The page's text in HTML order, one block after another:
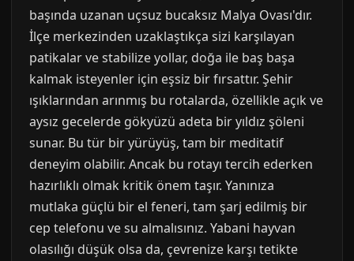
başında uzanan uçsuz bucaksız Malya Ovası'dır.
İlçe merkezinden uzaklaştıkça sizi karşılayan
patikalar ve stabilize yollar, doğa ile baş başa
kalmak isteyenler için eşsiz bir fırsattır. Şehir
ışıklarından arınmış bu rotalarda, özellikle açık ve
aysız gecelerde gökyüzü adeta bir yıldız şöleni
sunar. Bu tür bir yürüyüş, tam bir meditatif
deneyim olabilir. Ancak bu rotayı tercih ederken
hazırlıklı olmak kritik önem taşır. Yanınıza
mutlaka güçlü bir el feneri, tam şarj edilmiş bir
cep telefonu ve su almalısınız. Yabani hayvan
olasılığı düşük olsa da, çevrenize karşı tetikte